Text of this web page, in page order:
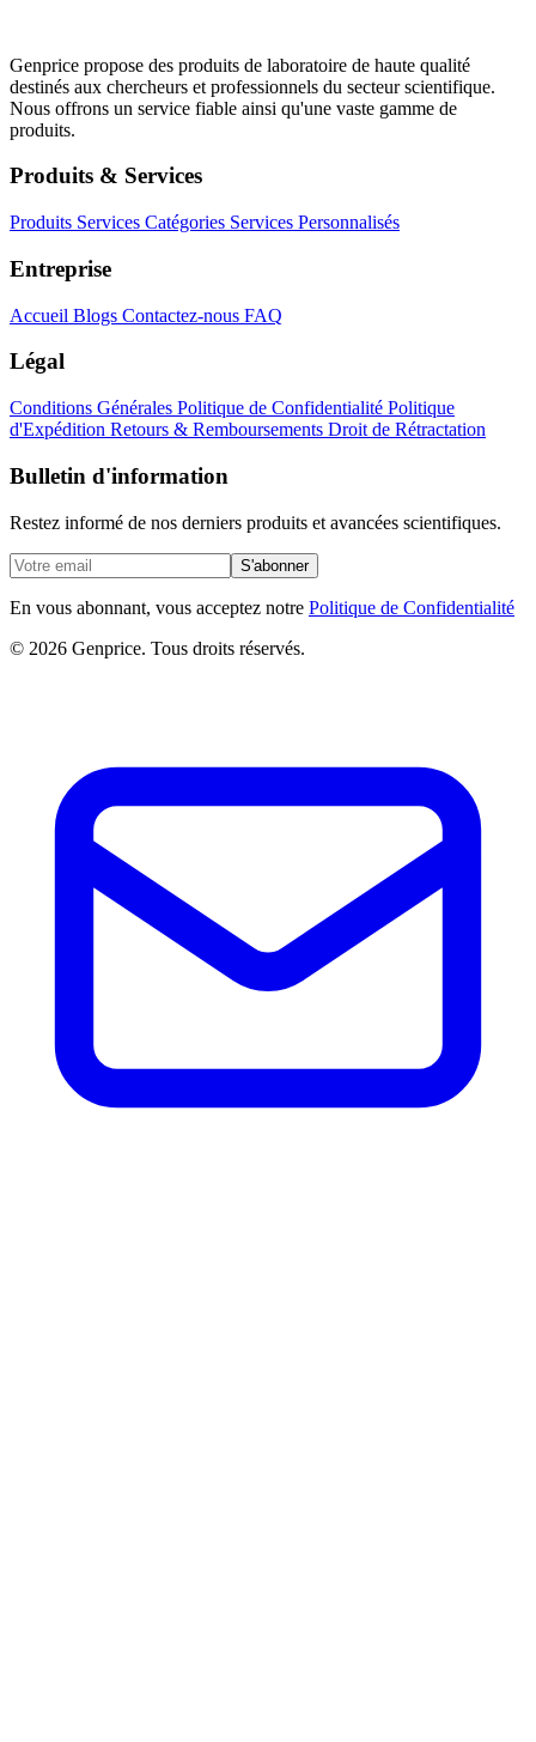
Genprice propose des produits de laboratoire de haute qualité
destinés aux chercheurs et professionnels du secteur scientifique.
Nous offrons un service fiable ainsi qu'une vaste gamme de
produits.
Produits & Services
Produits Services Catégories Services Personnalisés
Entreprise
Accueil Blogs Contactez-nous FAQ
Légal
Conditions Générales Politique de Confidentialité Politique
d'Expédition Retours & Remboursements Droit de Rétractation
Bulletin d'information
Restez informé de nos derniers produits et avancées scientifiques.
S'abonner
En vous abonnant, vous acceptez notre Politique de Confidentialité
© 2026 Genprice. Tous droits réservés.